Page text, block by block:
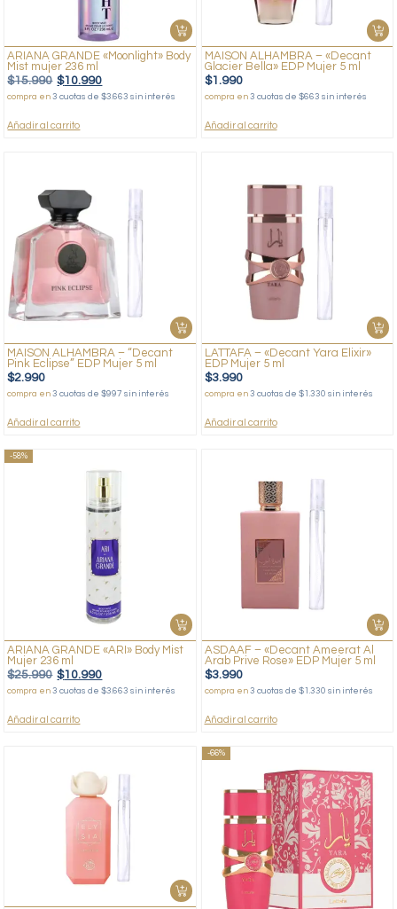
ARIANA GRANDE «Moonlight» Body
Mist mujer 236 ml
$15.990 $10.990
compra en3 cuotas de $3.663 sin interés
Añadir al carrito
MAISON ALHAMBRA – «Decant
Glacier Bella» EDP Mujer 5 ml
$1.990
compra en 3 cuotas de $663 sin interés
Añadir al carrito
MAISON ALHAMBRA – “Decant
Pink Eclipse” EDP Mujer 5 ml
$2.990
compra en3 cuotas de $997 sin interés
Añadir al carrito
LATTAFA – «Decant Yara Elixir»
EDP Mujer 5 ml
$3.990
compra en 3 cuotas de $1.330 sin interés
Añadir al carrito
-58%
ARIANA GRANDE «ARI» Body Mist
Mujer 236 ml
$25.990 $10.990
compra en3 cuotas de $3.663 sin interés
Añadir al carrito
ASDAAF – «Decant Ameerat Al
Arab Prive Rose» EDP Mujer 5 ml
$3.990
compra en 3 cuotas de $1.330 sin interés
Añadir al carrito
-66%